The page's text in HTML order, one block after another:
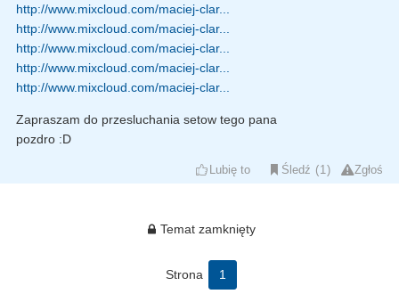
http://www.mixcloud.com/maciej-clar...
http://www.mixcloud.com/maciej-clar...
http://www.mixcloud.com/maciej-clar...
http://www.mixcloud.com/maciej-clar...
http://www.mixcloud.com/maciej-clar...
Zapraszam do przesluchania setow tego pana
pozdro :D
Lubię to Śledź 1 Zgłoś
Temat zamknięty
Strona 1